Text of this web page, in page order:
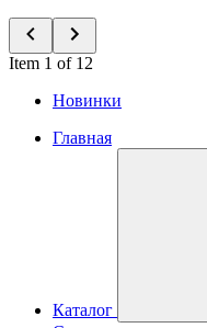
Item 1 of 12
Новинки
Главная
Каталог